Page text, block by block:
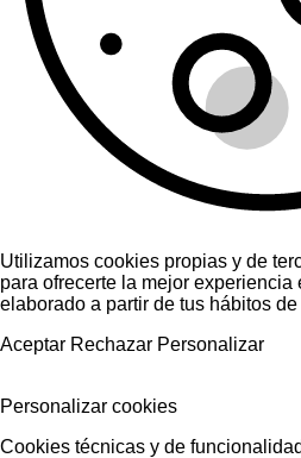
Utilizamos cookies propias y de
para ofrecerte la mejor experiencia
elaborado a partir de tus hábitos
Aceptar Rechazar Personalizar
Personalizar cookies
Cookies técnicas y de